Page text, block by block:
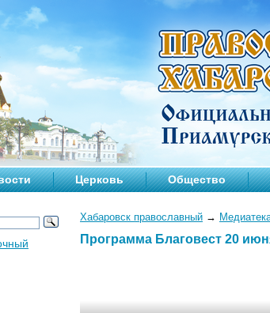
Церковь Общество
Хабаровск православный →
Программа Благовест 20